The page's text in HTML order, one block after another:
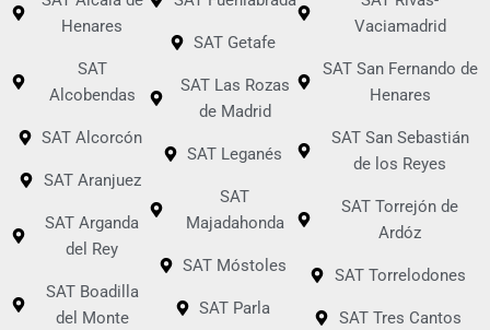
Henares
SAT
Alcobendas
SAT Alcorcón
SAT Aranjuez
SAT Arganda
del Rey
SAT Boadilla
del Monte
SAT Getafe
SAT Las Rozas
de Madrid
SAT Leganés
SAT
Majadahonda
SAT Móstoles
SAT Parla
Vaciamadrid
SAT San Fernando de
Henares
SAT San Sebastián
de los Reyes
SAT Torrejón de
Ardóz
SAT Torrelodones
SAT Tres Cantos